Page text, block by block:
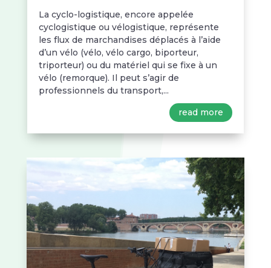
La cyclo-logistique, encore appelée
cyclogistique ou vélogistique, représente
les flux de marchandises déplacés à l’aide
d’un vélo (vélo, vélo cargo, biporteur,
triporteur) ou du matériel qui se fixe à un
vélo (remorque). Il peut s’agir de
professionnels du transport,...
read more